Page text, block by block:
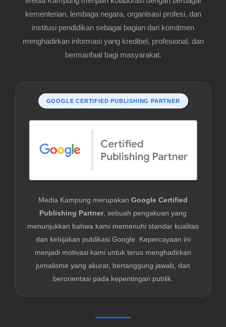
kementerian, lembaga negara, organisasi profesi, dan
institusi pendidikan sebagai bagian dari komitmen
menghadirkan informasi yang kredibel, profesional, dan
bermanfaat bagi masyarakat.
GOOGLE CERTIFIED PUBLISHING PARTNER
Media Kampung merupakan Google Certified
Publishing Partner, sebuah pengakuan yang
menunjukkan bahwa kami memenuhi standar kualitas
dan kebijakan publikasi Google. Kepercayaan ini
menjadi motivasi kami untuk terus menghadirkan
jurnalisme yang akurat, bertanggung jawab, dan
berorientasi pada kepentingan publik.